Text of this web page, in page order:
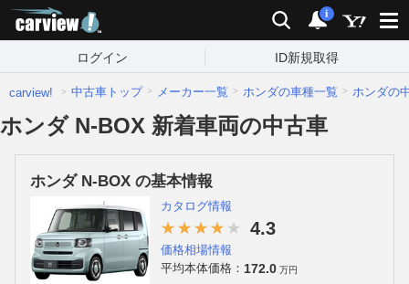
検索 通知
i
ログイン ID新規取得
carview! 中古車トップ メーカー一覧 ホンダの車種一覧 ホンダの
ホンダ N-BOX 新着車両の中古車
ホンダ N-BOX の基本情報
カタログ情報
4.3
価格相場情報
平均本体価格： 172.0 万円